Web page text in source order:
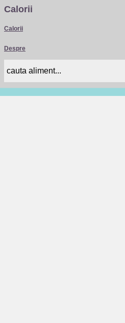
Calorii
Calorii
Despre